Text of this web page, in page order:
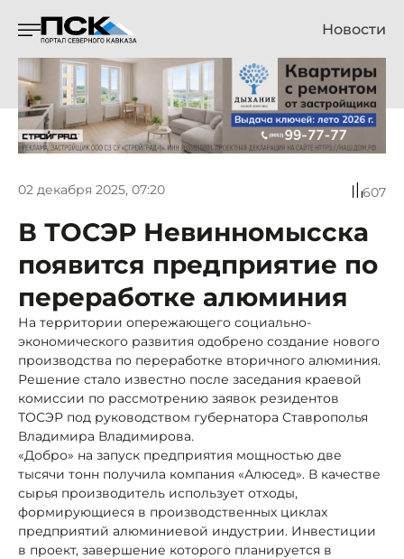
Новости
02 декабря 2025, 07:20 607
В ТОСЭР Невинномысска
появится предприятие по
переработке алюминия
На территории опережающего социально-
экономического развития одобрено создание нового
производства по переработке вторичного алюминия.
Решение стало известно после заседания краевой
комиссии по рассмотрению заявок резидентов
ТОСЭР под руководством губернатора Ставрополья
Владимира Владимирова.
«Добро» на запуск предприятия мощностью две
тысячи тонн получила компания «Алюсед». В качестве
сырья производитель использует отходы,
формирующиеся в производственных циклах
предприятий алюминиевой индустрии. Инвестиции
в проект, завершение которого планируется в